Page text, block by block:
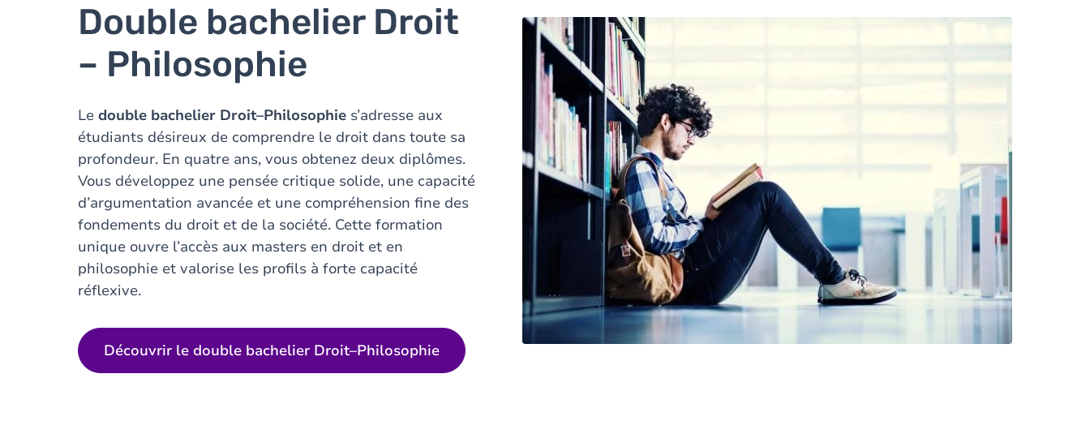
Double bachelier Droit
– Philosophie
Le double bachelier Droit–Philosophie s’adresse aux
étudiants désireux de comprendre le droit dans toute sa
profondeur. En quatre ans, vous obtenez deux diplômes.
Vous développez une pensée critique solide, une capacité
d’argumentation avancée et une compréhension fine des
fondements du droit et de la société. Cette formation
unique ouvre l’accès aux masters en droit et en
philosophie et valorise les profils à forte capacité
réflexive.
Découvrir le double bachelier Droit–Philosophie